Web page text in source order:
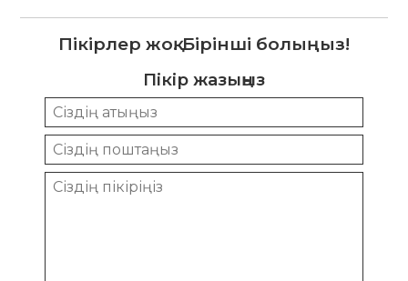
Пікірлер жоқ. Бірінші болыңыз!
Пікір жазыңыз